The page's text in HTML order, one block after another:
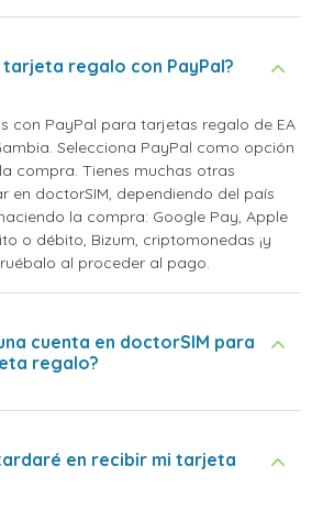
regalo con PayPal?
con PayPal para tarjetas regalo de EA
Selecciona PayPal como opción
compra. Tienes muchas otras
en doctorSIM, dependiendo del país
la compra: Google Pay, Apple
o débito, Bizum, criptomonedas ¡y
al proceder al pago.
cuenta en doctorSIM para
regalo?
en recibir mi tarjeta